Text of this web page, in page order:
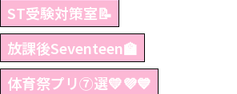
ST受験対策室📝
放課後Seventeen🏫
体育祭プリ⑦選💛💜💙